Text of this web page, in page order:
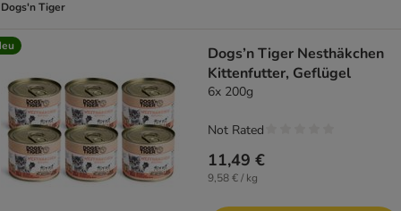
Dogs'n Tiger
Dogs’n Tiger Nesthäkchen
Kittenfutter, Geflügel
6x 200g
11,49 €
9,58 € / kg
Not Rated